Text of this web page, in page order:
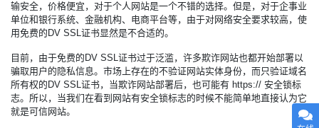
输安全，价格便宜，对于个人网站是一个不错的选择。但是，对于企事业
单位和银行系统、金融机构、电商平台等，由于对网络安全要求较高，使
用免费的DV SSL证书显然是不合适的。
目前，由于免费的DV SSL证书过于泛滥，许多欺诈网站也都开始部署以
骗取用户的隐私信息。市场上存在的不验证网站实体身份，而只验证域名
所有权的DV SSL证书，当欺诈网站部署后，也可能有 https:// 安全锁标
志。所以，当我们在看到网站有安全锁标志的时候不能简单地直接认为它
就是可信网站。